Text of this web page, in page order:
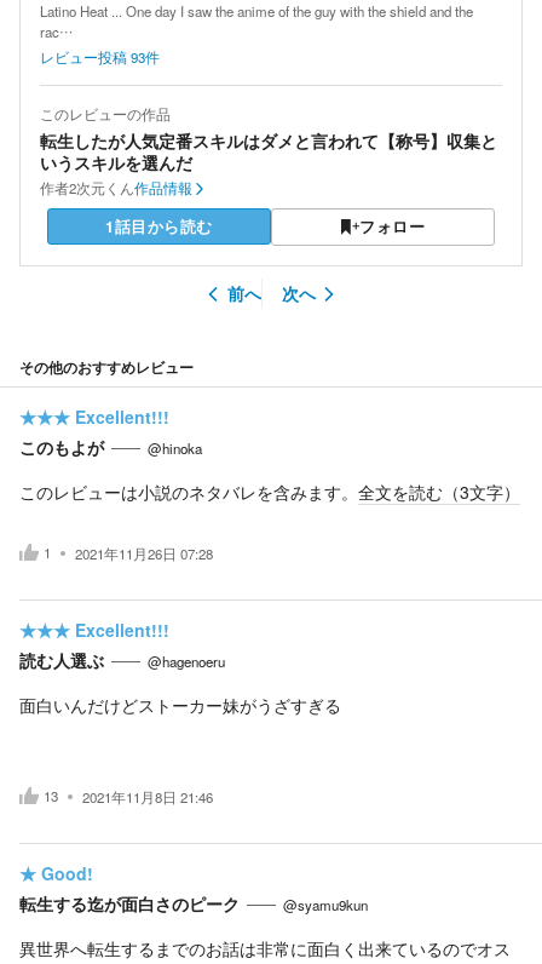
Latino Heat ... One day I saw the anime of the guy with the shield and the
rac…
レビュー投稿93件
このレビューの作品
転生したが人気定番スキルはダメと言われて【称号】収集と
いうスキルを選んだ
作者2次元くん作品情報
1話目から読む フォロー
前へ 次へ
その他のおすすめレビュー
★★★ Excellent!!!
このもよが
@hinoka
このレビューは小説のネタバレを含みます。 全文を読む（3文字）
1 2021年11月26日 07:28
★★★ Excellent!!!
読む人選ぶ
@hagenoeru
面白いんだけどストーカー妹がうざすぎる
13 2021年11月8日 21:46
★ Good!
転生する迄が面白さのピーク
@syamu9kun
異世界へ転生するまでのお話は非常に面白く出来ているのでオス